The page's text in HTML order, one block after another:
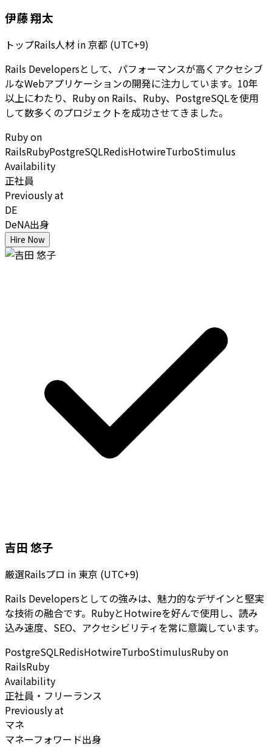
伊藤 翔太
トップRails人材 in京都 (UTC+9)
Rails Developersとして、パフォーマンスが高くアクセシブ
ルなWebアプリケーションの開発に注力しています。10年
以上にわたり、Ruby on Rails、Ruby、PostgreSQLを使用
して数多くのプロジェクトを成功させてきました。
Ruby on
RailsRubyPostgreSQLRedisHotwireTurboStimulus
Availability
正社員
Previously at
DE
DeNA出身
Hire Now
吉田 悠子
厳選Railsプロ in 東京 (UTC+9)
Rails Developersとしての強みは、魅力的なデザインと堅実
な技術の融合です。RubyとHotwireを好んで使用し、読み
込み速度、SEO、アクセシビリティを常に意識しています。
PostgreSQLRedisHotwireTurboStimulusRuby on
RailsRuby
Availability
正社員・フリーランス
Previously at
マネ
マネーフォワード出身